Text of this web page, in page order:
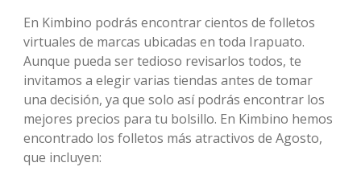
En Kimbino podrás encontrar cientos de folletos
virtuales de marcas ubicadas en toda Irapuato.
Aunque pueda ser tedioso revisarlos todos, te
invitamos a elegir varias tiendas antes de tomar
una decisión, ya que solo así podrás encontrar los
mejores precios para tu bolsillo. En Kimbino hemos
encontrado los folletos más atractivos de Agosto,
que incluyen: